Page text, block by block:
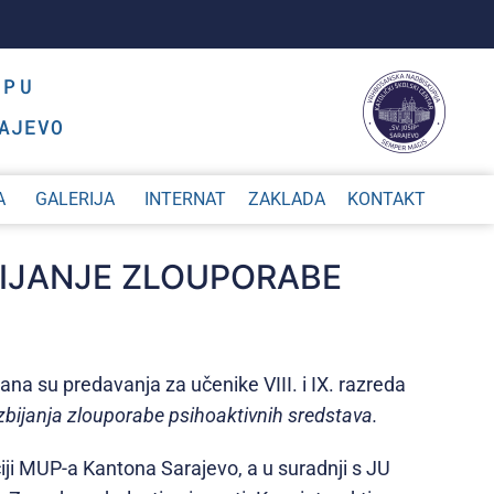
GALERIJA INTERNAT ZAKLADA KONTAKT
ZLOUPORABE
su predavanja za učenike VIII. i IX. razreda
zlouporabe psihoaktivnih sredstava.
MUP-a Kantona Sarajevo, a u suradnji s JU